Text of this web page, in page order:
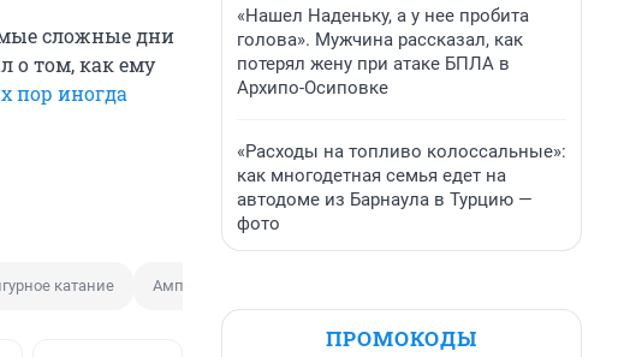
сложные дни
о том, как ему
пор иногда
катание Ампутация
«Нашел Наденьку, а у нее пробита
голова». Мужчина рассказал, как
потерял жену при атаке БПЛА в
Архипо-Осиповке
«Расходы на топливо колоссальные»:
как многодетная семья едет на
автодоме из Барнаула в Турцию —
фото
ПРОМОКОДЫ